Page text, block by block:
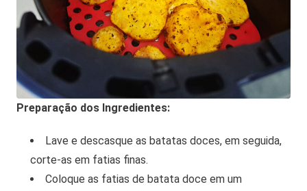
Preparação dos Ingredientes:
Lave e descasque as batatas doces, em seguida,
corte-as em fatias finas.
Coloque as fatias de batata doce em um